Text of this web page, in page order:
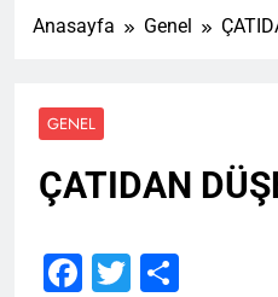
Anasayfa Genel
GENEL
ÇATIDAN
Facebook
Twitter